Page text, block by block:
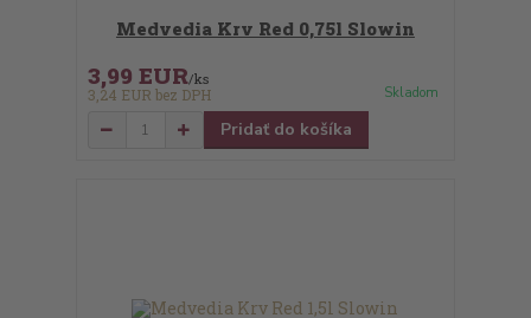
Medvedia Krv Red 0,75l Slowin
3,99 EUR/ks
3,24 EUR bez DPH Skladom
Pridať do košíka